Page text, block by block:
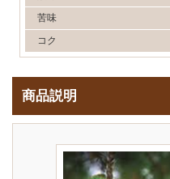
苦味
コク
商品説明